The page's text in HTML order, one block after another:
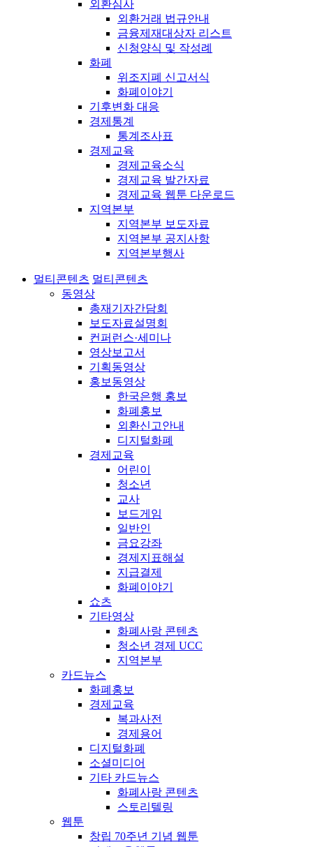
외환심사
외환거래 법규안내
금융제재대상자 리스트
신청양식 및 작성례
화폐
위조지폐 신고서식
화폐이야기
기후변화 대응
경제통계
통계조사표
경제교육
경제교육소식
경제교육 발간자료
경제교육 웹툰 다운로드
지역본부
지역본부 보도자료
지역본부 공지사항
지역본부행사
멀티콘텐츠 멀티콘텐츠
동영상
총재기자간담회
보도자료설명회
컨퍼런스·세미나
영상보고서
기획동영상
홍보동영상
한국은행 홍보
화폐홍보
외환신고안내
디지털화폐
경제교육
어린이
청소년
교사
보드게임
일반인
금요강좌
경제지표해설
지급결제
화폐이야기
쇼츠
기타영상
화폐사랑 콘텐츠
청소년 경제 UCC
지역본부
카드뉴스
화폐홍보
경제교육
복과사전
경제용어
디지털화폐
소셜미디어
기타 카드뉴스
화폐사랑 콘텐츠
스토리텔링
웹툰
창립 70주년 기념 웹툰